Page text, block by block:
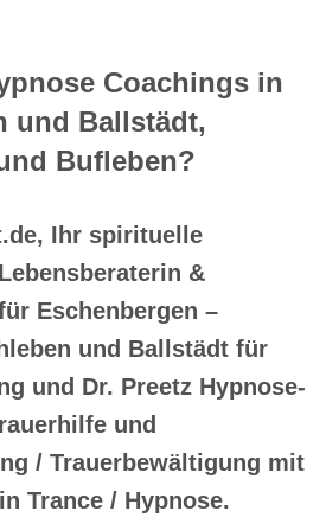
Coachings in
und Ballstädt,
Bufleben?
Ihr spirituelle
&
Eschenbergen –
und Ballstädt für
und Dr. Preetz Hypnose-
und
/ Trauerbewältigung mit
Trance / Hypnose.